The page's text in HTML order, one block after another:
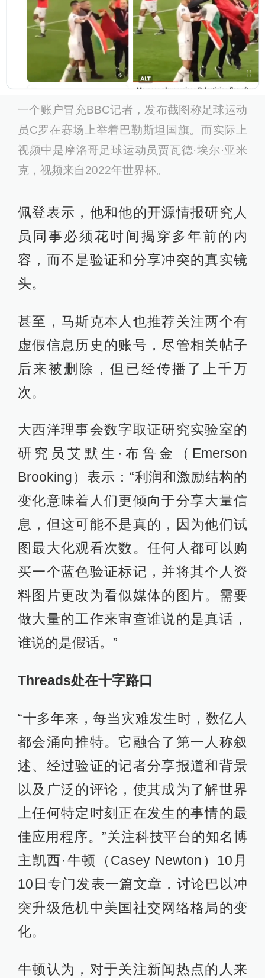
一个账户冒充BBC记者，发布截图称足球运动
员C罗在赛场上举着巴勒斯坦国旗。而实际上
视频中是摩洛哥足球运动员贾瓦德·埃尔·亚米
克，视频来自2022年世界杯。
佩登表示，他和他的开源情报研究人
员同事必须花时间揭穿多年前的内
容，而不是验证和分享冲突的真实镜
头。
甚至，马斯克本人也推荐关注两个有
虚假信息历史的账号，尽管相关帖子
后来被删除，但已经传播了上千万
次。
大西洋理事会数字取证研究实验室的
研究员艾默生·布鲁金（Emerson
Brooking）表示：“利润和激励结构的
变化意味着人们更倾向于分享大量信
息，但这可能不是真的，因为他们试
图最大化观看次数。任何人都可以购
买一个蓝色验证标记，并将其个人资
料图片更改为看似媒体的图片。需要
做大量的工作来审查谁说的是真话，
谁说的是假话。”
Threads处在十字路口
“十多年来，每当灾难发生时，数亿人
都会涌向推特。它融合了第一人称叙
述、经过验证的记者分享报道和背景
以及广泛的评论，使其成为了解世界
上任何特定时刻正在发生的事情的最
佳应用程序。”关注科技平台的知名博
主凯西·牛顿（Casey Newton）10月
10日专门发表一篇文章，讨论巴以冲
突升级危机中美国社交网络格局的变
化。
牛顿认为，对于关注新闻热点的人来